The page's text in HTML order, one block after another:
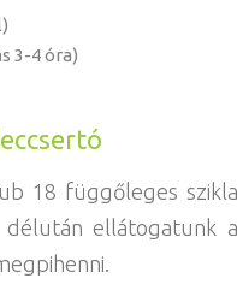
3-4 óra)
18 függőleges szikla
délután ellátogatunk a